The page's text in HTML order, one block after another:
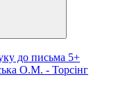
до письма 5+
О.М. - Торсінг